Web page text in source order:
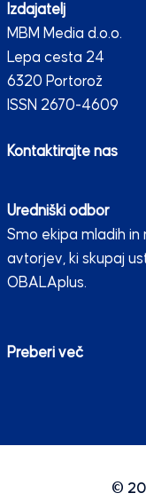
Izdajatelj
MBM Media d.o.o.
Lepa cesta 24
6320 Portorož
ISSN 2670-4609
Kontaktirajte nas
Uredniški odbor
Smo ekipa mladih in
avtorjev, ki skupaj
OBALAplus.
Preberi več
©